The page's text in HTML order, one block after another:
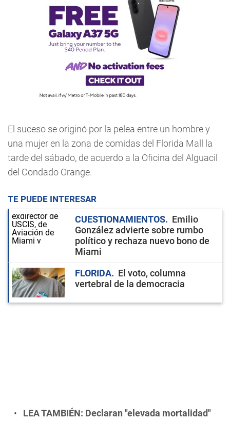
El suceso se originó por la pelea entre un hombre y
una mujer en la zona de comidas del Florida Mall la
tarde del sábado, de acuerdo a la Oficina del Alguacil
del Condado Orange.
TE PUEDE INTERESAR
CUESTIONAMIENTOS
Emilio
González advierte sobre rumbo
político y rechaza nuevo bono de
Miami
FLORIDA
El voto, columna
vertebral de la democracia
LEA TAMBIÉN: Declaran "elevada mortalidad"